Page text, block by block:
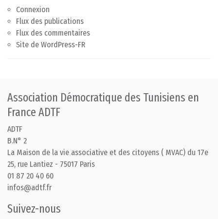
Connexion
Flux des publications
Flux des commentaires
Site de WordPress-FR
Association Démocratique des Tunisiens en
France ADTF
ADTF
B.N° 2
La Maison de la vie associative et des citoyens ( MVAC) du 17e
25, rue Lantiez - 75017 Paris
01 87 20 40 60
infos@adtf.fr
Suivez-nous